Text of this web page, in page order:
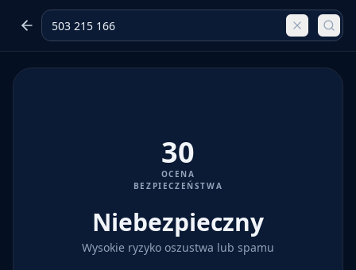
30
OCENA
BEZPIECZEŃSTWA
Niebezpieczny
Wysokie ryzyko oszustwa lub spamu